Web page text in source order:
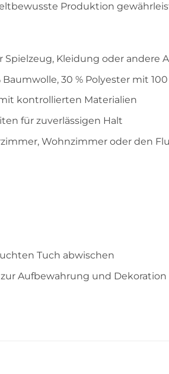
Produktion
Spielzeug, Kleidung oder andere
Baumwolle, 30 % Polyester mit
kontrollierten Materialien
für zuverlässigen Halt
Wohnzimmer oder den
Tuch abwischen
Aufbewahrung und